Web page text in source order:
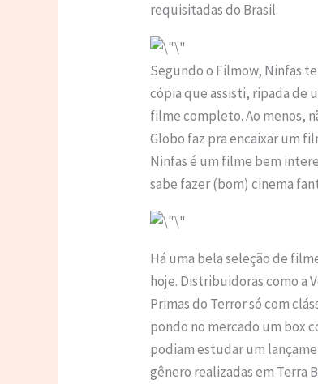
requisitadas do Brasil.
Segundo o Filmow, Ninfas
cópia que assisti, ripada de
filme completo. Ao menos,
Globo faz pra encaixar um
Ninfas é um filme bem
sabe fazer (bom) cinema
Há uma bela seleção de
hoje. Distribuidoras como a
Primas do Terror só com
pondo no mercado um box
podiam estudar um
gênero realizadas em Terra